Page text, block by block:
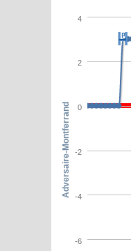
-6
-4
-2
0
2
4
Adversaire-Montferrand